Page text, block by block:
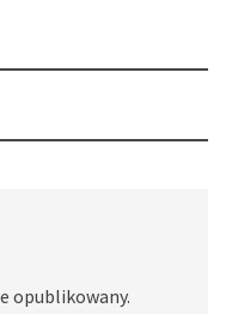
opublikowany.